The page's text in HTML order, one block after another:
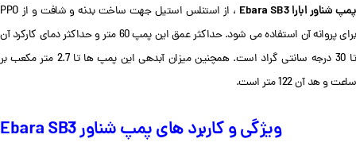
پمپ شناور ابارا Ebara SB3
، از استنلس استیل جهت ساخت بدنه و شافت و از PPO
برای پروانه آن استفاده می شود. حداکثر عمق این پمپ 60 متر و حداکثر دمای کارکرد آن
تا 30 درجه سانتی گراد است. همچنین میزان آبدهی این پمپ ها تا 2.7 متر مکعب بر
ساعت و هد آن 122 متر است.
ویژگی و کاربرد های پمپ شناور Ebara SB3